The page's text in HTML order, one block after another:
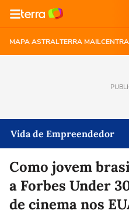
MAPA ASTRALTERRA MAIL
Vida de Empreendedor
Como jovem
a Forbes Under
de cinema nos